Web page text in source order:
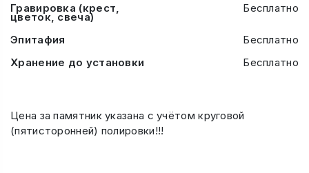
Гравировка (крест,
цветок, свеча)
Бесплатно
Эпитафия
Бесплатно
Хранение до установки
Бесплатно
Цена за памятник указана с учётом круговой
(пятисторонней) полировки!!!